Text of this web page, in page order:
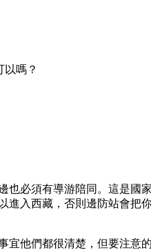
以嗎？
也必須有導游陪同。這是國
入西藏，否則邊防站會
事宜他們都很清楚，但要注意